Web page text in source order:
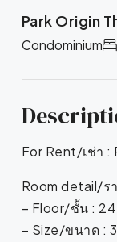
Park Origin
Condominium
For Rent/เช่า :
Room detail/ร
– Floor/ชั้น :
– Size/ขนาด :